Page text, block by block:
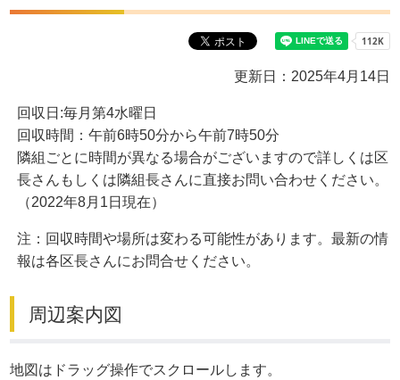
更新日：2025年4月14日
回収日:毎月第4水曜日
回収時間：午前6時50分から午前7時50分
隣組ごとに時間が異なる場合がございますので詳しくは区
長さんもしくは隣組長さんに直接お問い合わせください。
（2022年8月1日現在）
注：回収時間や場所は変わる可能性があります。最新の情
報は各区長さんにお問合せください。
周辺案内図
地図はドラッグ操作でスクロールします。